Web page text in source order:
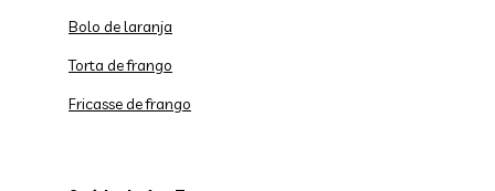
Bolo de laranja
Torta de frango
Fricasse de frango